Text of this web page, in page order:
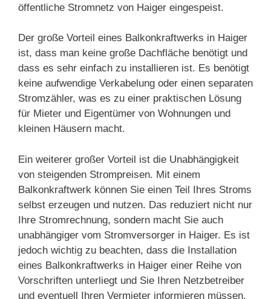
öffentliche Stromnetz von Haiger eingespeist.
Der große Vorteil eines Balkonkraftwerks in Haiger
ist, dass man keine große Dachfläche benötigt und
dass es sehr einfach zu installieren ist. Es benötigt
keine aufwendige Verkabelung oder einen separaten
Stromzähler, was es zu einer praktischen Lösung
für Mieter und Eigentümer von Wohnungen und
kleinen Häusern macht.
Ein weiterer großer Vorteil ist die Unabhängigkeit
von steigenden Strompreisen. Mit einem
Balkonkraftwerk können Sie einen Teil Ihres Stroms
selbst erzeugen und nutzen. Das reduziert nicht nur
Ihre Stromrechnung, sondern macht Sie auch
unabhängiger vom Stromversorger in Haiger. Es ist
jedoch wichtig zu beachten, dass die Installation
eines Balkonkraftwerks in Haiger einer Reihe von
Vorschriften unterliegt und Sie Ihren Netzbetreiber
und eventuell Ihren Vermieter informieren müssen,